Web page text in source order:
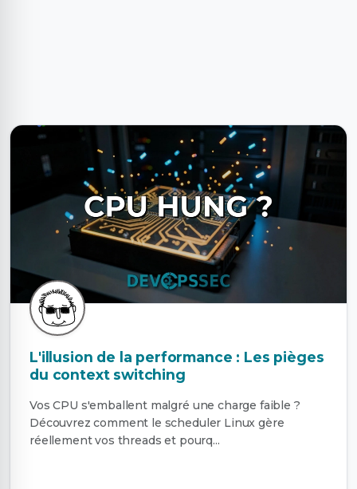
L'illusion de la performance : Les pièges
du context switching
Vos CPU s'emballent malgré une charge faible ?
Découvrez comment le scheduler Linux gère
réellement vos threads et pourq...